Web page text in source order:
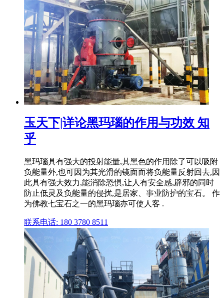
玉天下|详论黑玛瑙的作用与功效 知
乎
黑玛瑙具有强大的投射能量,其黑色的作用除了可以吸附
负能量外,也可因为其光滑的镜面而将负能量反射回去,因
此具有强大效力,能消除恐惧,让人有安全感,辟邪的同时
防止低灵及负能量的侵扰,是居家、事业防护的宝石。 作
为佛教七宝石之一的黑玛瑙亦可使人客 .
联系电话: 180 3780 8511